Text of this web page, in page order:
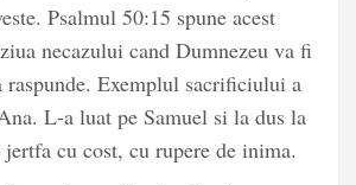
Psalmul 50:15 spune acest
necazului cand Dumnezeu va fi
Exemplul sacrificiului a
L-a luat pe Samuel si la dus la
cu cost, cu rupere de inima.